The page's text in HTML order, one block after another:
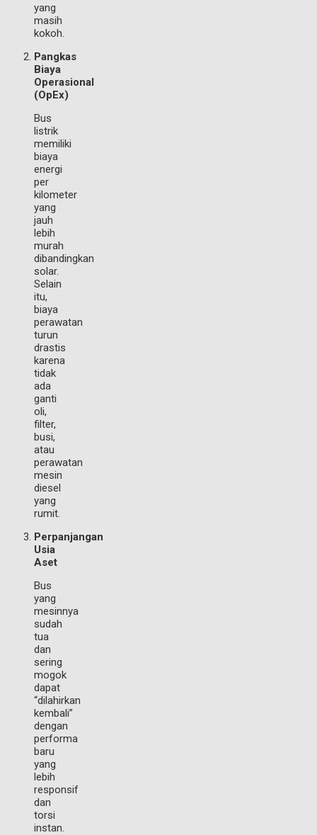
yang
masih
kokoh.
Pangkas
Biaya
Operasional
(OpEx)
Bus
listrik
memiliki
biaya
energi
per
kilometer
yang
jauh
lebih
murah
dibandingkan
solar.
Selain
itu,
biaya
perawatan
turun
drastis
karena
tidak
ada
ganti
oli,
filter,
busi,
atau
perawatan
mesin
diesel
yang
rumit.
Perpanjangan
Usia
Aset
Bus
yang
mesinnya
sudah
tua
dan
sering
mogok
dapat
“dilahirkan
kembali”
dengan
performa
baru
yang
lebih
responsif
dan
torsi
instan.